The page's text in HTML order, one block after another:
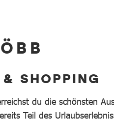
SHOPPING
du die schönsten
Teil des